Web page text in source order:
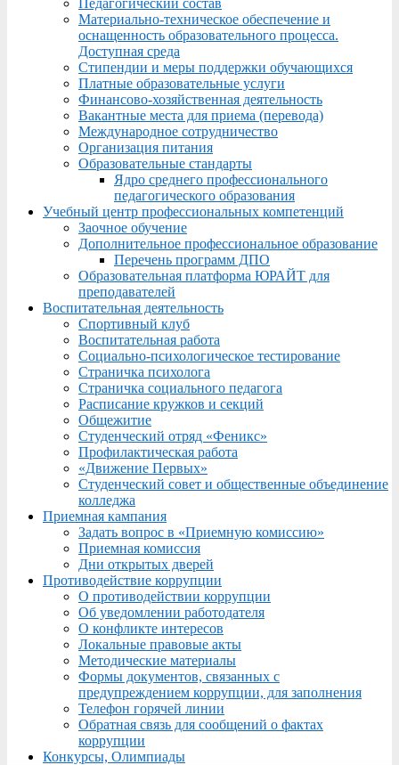
Педагогический состав
Материально-техническое обеспечение и
оснащенность образовательного процесса.
Доступная среда
Стипендии и меры поддержки обучающихся
Платные образовательные услуги
Финансово-хозяйственная деятельность
Вакантные места для приема (перевода)
Международное сотрудничество
Организация питания
Образовательные стандарты
Ядро среднего профессионального
педагогического образования
Учебный центр профессиональных компетенций
Заочное обучение
Дополнительное профессиональное образование
Перечень программ ДПО
Образовательная платформа ЮРАЙТ для
преподавателей
Воспитательная деятельность
Спортивный клуб
Воспитательная работа
Социально-психологическое тестирование
Страничка психолога
Страничка социального педагога
Расписание кружков и секций
Общежитие
Студенческий отряд «Феникс»
Профилактическая работа
«Движение Первых»
Студенческий совет и общественные объединение
колледжа
Приемная кампания
Задать вопрос в «Приемную комиссию»
Приемная комиссия
Дни открытых дверей
Противодействие коррупции
О противодействии коррупции
Об уведомлении работодателя
О конфликте интересов
Локальные правовые акты
Методические материалы
Формы документов, связанных с
предупреждением коррупции, для заполнения
Телефон горячей линии
Обратная связь для сообщений о фактах
коррупции
Конкурсы, Олимпиады